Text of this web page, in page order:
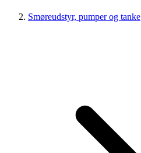
Smøreudstyr, pumper og tanke